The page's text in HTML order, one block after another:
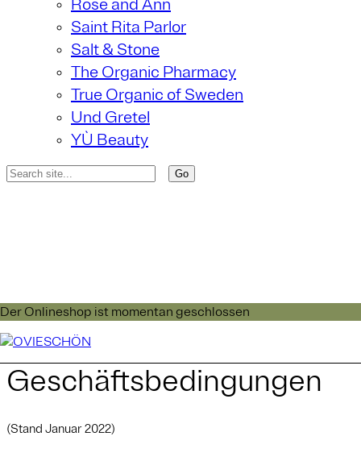
Rose and Ann
Saint Rita Parlor
Salt & Stone
The Organic Pharmacy
True Organic of Sweden
Und Gretel
YÙ Beauty
Der Onlineshop ist momentan geschlossen
Allgemeine
Geschäftsbedingungen
(Stand Januar 2022)